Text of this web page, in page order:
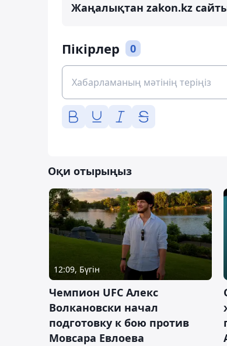
Жаңалықтан zakon.kz
Пікірлер 0
Оқи отырыңыз
12:09, Бүгін
Чемпион UFC Алекс
Волкановски начал
подготовку к бою против
Мовсара Евлоева